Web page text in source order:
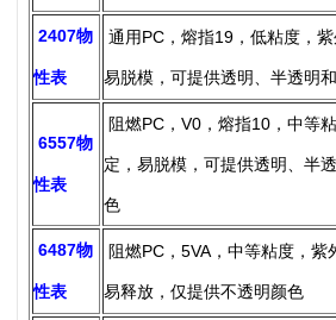
2407物
性表
通用PC，熔指19，低粘度，紫
易脱模，可提供透明、半透明
6557物
性表
阻燃PC，V0，熔指10，中等
定，易脱模，可提供透明、半
色
6487物
性表
阻燃PC，5VA，中等粘度，紫
易释放，仅提供不透明颜色